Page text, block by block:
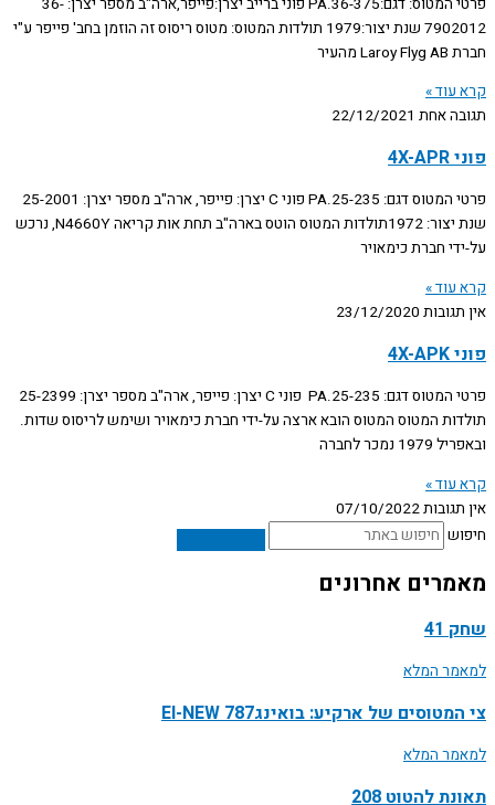
7902012 שנת יצור:1979 תולדות המטוס: מטוס ריסוס זה הוזמן בחב' פייפר ע"י
חברת Laroy Flyg AB מהעיר
קרא עוד »
תגובה אחת 22/12/2021
פוני 4X-APR
פרטי המטוס דגם: PA.25-235 פוני C יצרן: פייפר, ארה"ב מספר יצרן: 25-2001
שנת יצור: 1972תולדות המטוס הוטס בארה"ב תחת אות קריאה N4660Y, נרכש
על-ידי חברת כימאויר
קרא עוד »
אין תגובות 23/12/2020
פוני 4X-APK
פרטי המטוס דגם: PA.25-235 פוני C יצרן: פייפר, ארה"ב מספר יצרן: 25-2399
תולדות המטוס המטוס הובא ארצה על-ידי חברת כימאויר ושימש לריסוס שדות.
ובאפריל 1979 נמכר לחברה
קרא עוד »
אין תגובות07/10/2022
חיפוש
מאמרים אחרונים
שחק 41
למאמר המלא
צי המטוסים של ארקיע: בואינג787 EI-NEW
למאמר המלא
תאונת להטוט 208